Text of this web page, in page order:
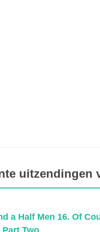
uitzendingen
a Half Men 15. Of
Part One